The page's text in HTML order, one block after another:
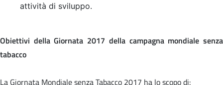
attività di sviluppo.
Obiettivi della Giornata 2017 della campagna mondiale senza
tabacco
La Giornata Mondiale senza Tabacco 2017 ha lo scopo di: